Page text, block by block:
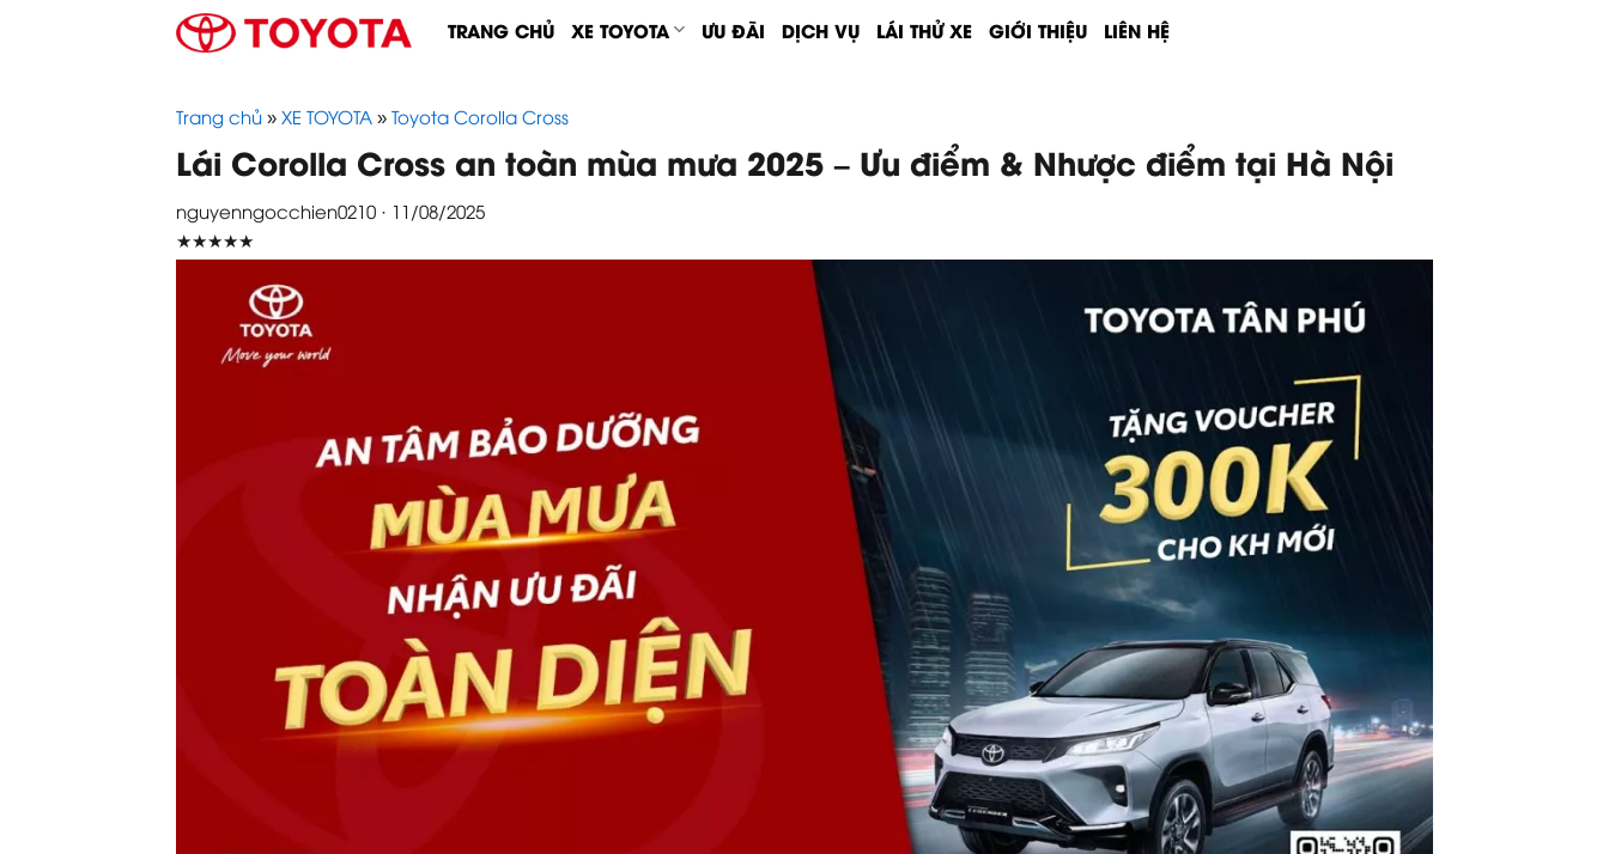
TRANG CHỦ XE TOYOTA ƯU ĐÃI DỊCH VỤ LÁI THỬ XE GIỚI THIỆU LIÊN HỆ
Trang chủ » XE TOYOTA » Toyota Corolla Cross
Lái Corolla Cross an toàn mùa mưa 2025 – Ưu điểm & Nhược điểm tại Hà Nội
nguyenngocchien0210 · 11/08/2025
★★★★★